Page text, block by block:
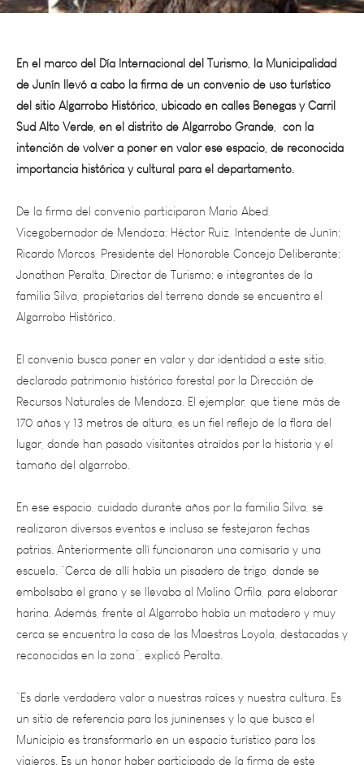
En el marco del Día Internacional del Turismo, la Municipalidad
de Junín llevó a cabo la firma de un convenio de uso turístico
del sitio Algarrobo Histórico, ubicado en calles Benegas y Carril
Sud Alto Verde, en el distrito de Algarrobo Grande, con la
intención de volver a poner en valor ese espacio, de reconocida
importancia histórica y cultural para el departamento.
De la firma del convenio participaron Mario Abed,
Vicegobernador de Mendoza; Héctor Ruiz, Intendente de Junín;
Ricardo Morcos, Presidente del Honorable Concejo Deliberante;
Jonathan Peralta, Director de Turismo; e integrantes de la
familia Silva, propietarios del terreno donde se encuentra el
Algarrobo Histórico.
El convenio busca poner en valor y dar identidad a este sitio,
declarado patrimonio histórico forestal por la Dirección de
Recursos Naturales de Mendoza. El ejemplar, que tiene más de
170 años y 13 metros de altura, es un fiel reflejo de la flora del
lugar, donde han pasado visitantes atraídos por la historia y el
tamaño del algarrobo.
En ese espacio, cuidado durante años por la familia Silva, se
realizaron diversos eventos e incluso se festejaron fechas
patrias. Anteriormente allí funcionaron una comisaría y una
escuela. “Cerca de allí había un pisadero de trigo, donde se
embolsaba el grano y se llevaba al Molino Orfila, para elaborar
harina. Además, frente al Algarrobo había un matadero y muy
cerca se encuentra la casa de las Maestras Loyola, destacadas y
reconocidas en la zona”, explicó Peralta.
“Es darle verdadero valor a nuestras raíces y nuestra cultura. Es
un sitio de referencia para los juninenses y lo que busca el
Municipio es transformarlo en un espacio turístico para los
viajeros. Es un honor haber participado de la firma de este